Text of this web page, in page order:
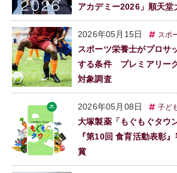
アカデミー2026」順天堂
2026年05月15日 スポ
スポーツ栄養士がプロサ
する条件 プレミアリー
対象調査
2026年05月08日 子ど
大塚製薬「もぐもぐタウ
『第10回 食育活動表彰
賞